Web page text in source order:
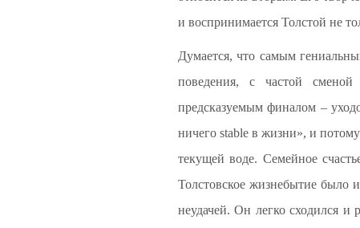
и воспринимается Толстой не
Думается, что самым
поведения, с частой
предсказуемым финалом –
ничего stable в жизни», и
текущей воде. Семейное
Толстовское жизнебытие было
неудачей. Он легко сходился и